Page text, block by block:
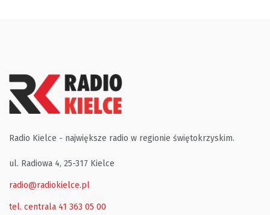
Radio Kielce - największe radio w regionie świętokrzyskim.
ul. Radiowa 4, 25-317 Kielce
radio@radiokielce.pl
tel. centrala 41 363 05 00